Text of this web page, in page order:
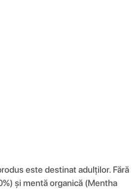
este destinat adulților. Fără
și mentă organică (Mentha